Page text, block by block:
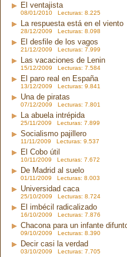
El ventajista
08/01/2010 Lecturas: 8.225
La respuesta está en el viento
28/12/2009 Lecturas: 8.098
El desfile de los vagos
21/12/2009 Lecturas: 7.999
Las vacaciones de Lenin
15/12/2009 Lecturas: 7.584
El paro real en España
13/12/2009 Lecturas: 9.841
Una de piratas
07/12/2009 Lecturas: 7.801
La abuela intrépida
25/11/2009 Lecturas: 7.899
Socialismo pajillero
11/11/2009 Lecturas: 9.537
El Cobo útil
10/11/2009 Lecturas: 7.672
De Madrid al suelo
01/11/2009 Lecturas: 8.003
Universidad caca
25/10/2009 Lecturas: 8.724
El imbécil radicalizado
16/10/2009 Lecturas: 7.876
Chacona para un infante
09/10/2009 Lecturas: 8.390
Decir casi la verdad
03/10/2009 Lecturas: 7.705